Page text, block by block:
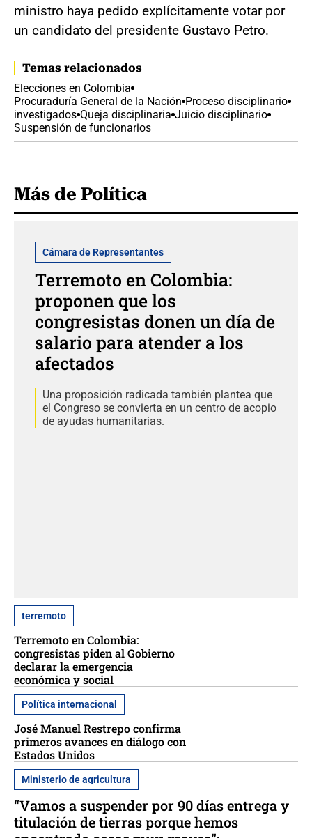
ministro haya pedido explícitamente votar por
un candidato del presidente Gustavo Petro.
Temas relacionados
Elecciones en Colombia
Procuraduría General de la Nación Proceso disciplinario
investigados Queja disciplinaria Juicio disciplinario
Suspensión de funcionarios
Más de Política
Cámara de Representantes
Terremoto en Colombia:
proponen que los
congresistas donen un día de
salario para atender a los
afectados
Una proposición radicada también plantea que
el Congreso se convierta en un centro de acopio
de ayudas humanitarias.
terremoto
Terremoto en Colombia:
congresistas piden al Gobierno
declarar la emergencia
económica y social
Política internacional
José Manuel Restrepo confirma
primeros avances en diálogo con
Estados Unidos
Ministerio de agricultura
“Vamos a suspender por 90 días entrega y
titulación de tierras porque hemos